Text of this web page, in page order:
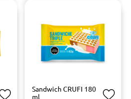
Sandwich CRUFI 180
ml